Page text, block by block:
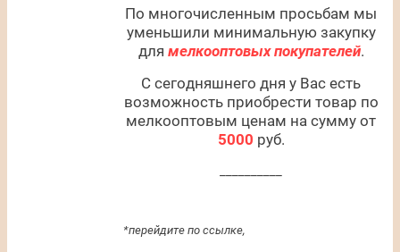
По многочисленным просьбам мы
уменьшили минимальную закупку
для мелкооптовых покупателей.
С сегодняшнего дня у Вас есть
возможность приобрести товар по
мелкооптовым ценам на сумму от
5000 руб.
*перейдите по ссылке,